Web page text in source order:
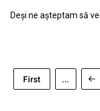
Deși ne așteptam să
First ...